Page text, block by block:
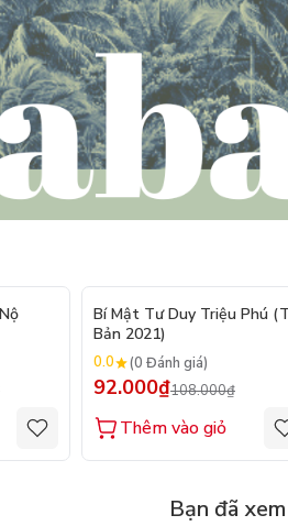
- 15% -
Bí Mật Tư Duy Triệu Phú
Bản 2021)
0.0 (0 Đánh giá)
92.000₫108.000₫
Thêm vào giỏ
Bạn đã xem